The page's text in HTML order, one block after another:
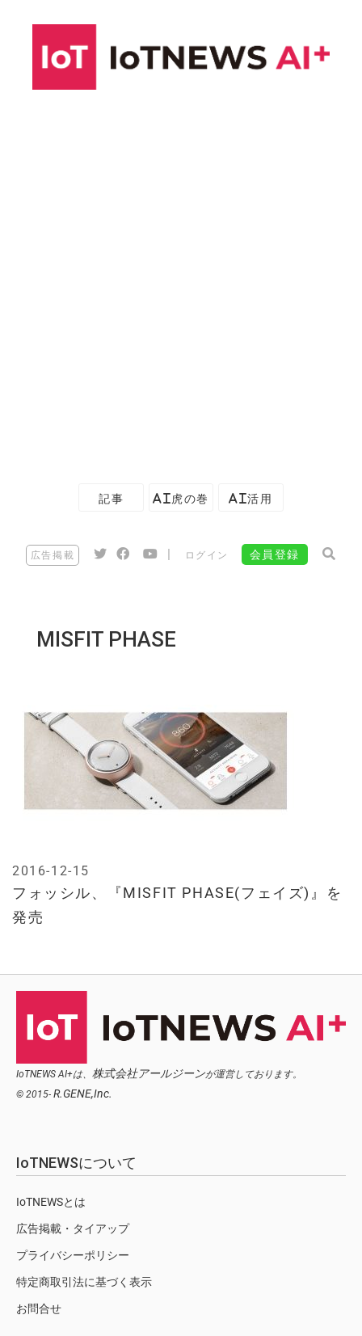
記事 AI虎の巻 AI活用
広告掲載 ログイン 会員登録
MISFIT PHASE
フォッシル、『MISFIT PHASE(フェイズ)』を
発売
2016-12-15
IoTNEWS AI+は、 株式会社アールジーンが運営しております。
© 2015- R.GENE,Inc.
IoTNEWSについて
IoTNEWSとは
広告掲載・タイアップ
プライバシーポリシー
特定商取引法に基づく表示
お問合せ